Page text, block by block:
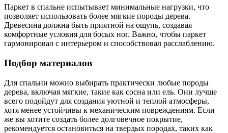
Паркет в спальне испытывает минимальные нагрузки, что
позволяет использовать более мягкие породы дерева.
Древесина должна быть приятной на ощупь, создавая
комфортные условия для босых ног. Важно, чтобы паркет
гармонировал с интерьером и способствовал расслаблению.
Подбор материалов
Для спальни можно выбирать практически любые породы
дерева, включая мягкие, такие как сосна или ель. Они лучше
всего подойдут для создания уютной и теплой атмосферы,
хотя менее устойчивы к механическим повреждениям. Если
же вы хотите создать более долговечное покрытие,
рекомендуется остановиться на твердых породах, таких как